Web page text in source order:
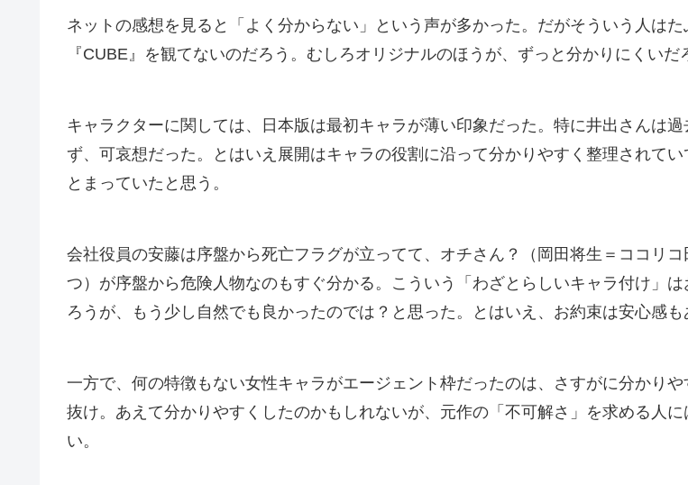
ネットの感想を見ると「よく分からない」という声が多かった。だがそういう人は
『CUBE』を観てないのだろう。むしろオリジナルのほうが、ずっと分かりにくいだ
キャラクターに関しては、日本版は最初キャラが薄い印象だった。特に井出さんは
ず、可哀想だった。とはいえ展開はキャラの役割に沿って分かりやすく整理されてい
とまっていたと思う。
会社役員の安藤は序盤から死亡フラグが立ってて、オチさん？（岡田将生＝ココリコ
つ）が序盤から危険人物なのもすぐ分かる。こういう「わざとらしいキャラ付け」
ろうが、もう少し自然でも良かったのでは？と思った。とはいえ、お約束は安心感も
一方で、何の特徴もない女性キャラがエージェント枠だったのは、さすがに分かりや
抜け。あえて分かりやすくしたのかもしれないが、元作の「不可解さ」を求める人に
い。